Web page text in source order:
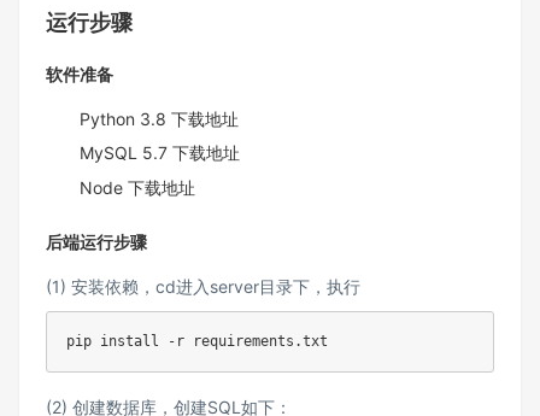
运行步骤
软件准备
Python 3.8 下载地址
MySQL 5.7 下载地址
Node 下载地址
后端运行步骤
(1) 安装依赖，cd进入server目录下，执行
(2) 创建数据库，创建SQL如下：